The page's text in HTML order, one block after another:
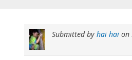
Submitted by hai hai on